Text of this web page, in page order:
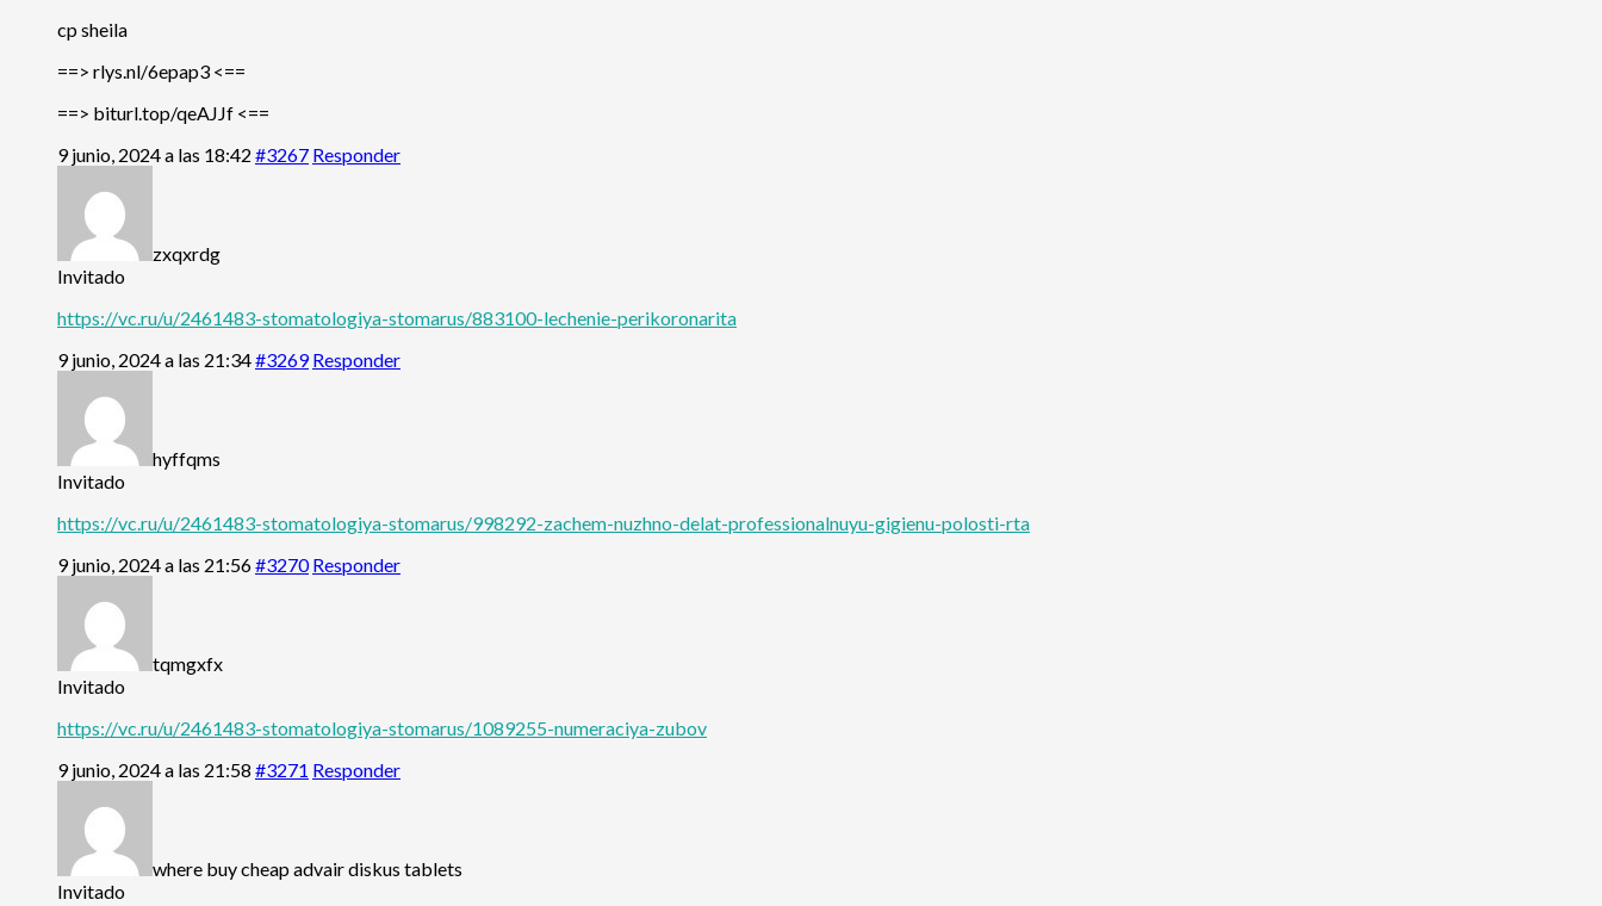
cp sheila
==> rlys.nl/6epap3 <==
==> biturl.top/qeAJJf <==
9 junio, 2024 a las 18:42 #3267 Responder
zxqxrdg
Invitado
https://vc.ru/u/2461483-stomatologiya-stomarus/883100-lechenie-perikoronarita
9 junio, 2024 a las 21:34#3269 Responder
hyffqms
Invitado
https://vc.ru/u/2461483-stomatologiya-stomarus/998292-zachem-nuzhno-delat-professionalnuyu-gigienu-polosti-rta
9 junio, 2024 a las 21:56#3270 Responder
tqmgxfx
Invitado
https://vc.ru/u/2461483-stomatologiya-stomarus/1089255-numeraciya-zubov
9 junio, 2024 a las 21:58 #3271 Responder
where buy cheap advair diskus tablets
Invitado